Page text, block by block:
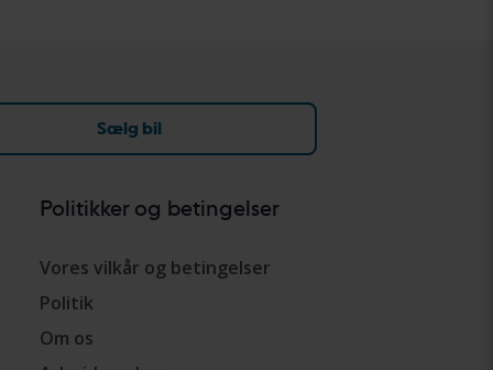
Sælg bil
Politikker og betingelser
Vores vilkår og betingelser
Politik
Om os